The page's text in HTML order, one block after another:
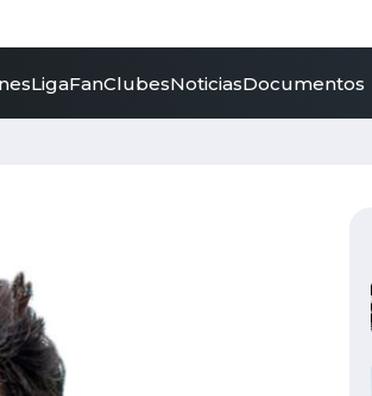
LigaFanClubesNoticiasDocumentos